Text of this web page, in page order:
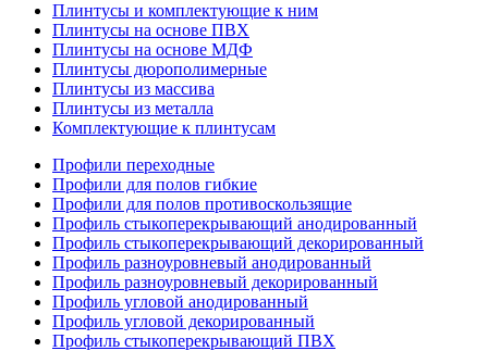
Плинтусы и комплектующие к ним
Плинтусы на основе ПВХ
Плинтусы на основе МДФ
Плинтусы дюрополимерные
Плинтусы из массива
Плинтусы из металла
Комплектующие к плинтусам
Профили переходные
Профили для полов гибкие
Профили для полов противоскользящие
Профиль стыкоперекрывающий анодированный
Профиль стыкоперекрывающий декорированный
Профиль разноуровневый анодированный
Профиль разноуровневый декорированный
Профиль угловой анодированный
Профиль угловой декорированный
Профиль стыкоперекрывающий ПВХ